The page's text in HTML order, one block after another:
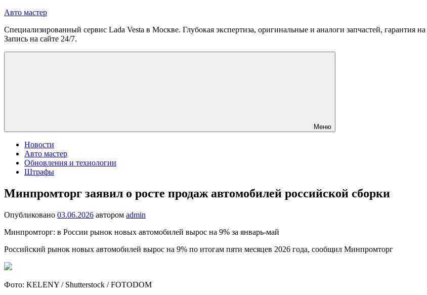
Перейти
содержимому
Авто мастер
Специализированный сервис Lada Vesta в Москве. Глубокая экспертиза, оригинальные и аналоги запчастей, гарантия
Запись на сайте 24/7.
Меню
Новости
Авто мастер
Обновления и технологии
Штрафы
Минпромторг заявил о росте продаж автомобилей российской сборки
Опубликовано 03.06.2026 автором admin
Минпромторг: в России рынок новых автомобилей вырос на 9% за январь-май
Российский рынок новых автомобилей вырос на 9% по итогам пяти месяцев 2026 года, сообщил Минпромторг
Фото: KELENY / Shutterstock / FOTODOM